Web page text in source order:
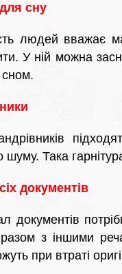
сну
людей вважає
У ній можна
сном.
шуму. Така
документів
документів
разом з іншими
при втраті